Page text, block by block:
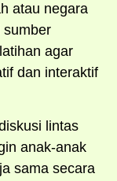
atau negara
sumber
agar
dan interaktif
lintas
anak-anak
sama secara